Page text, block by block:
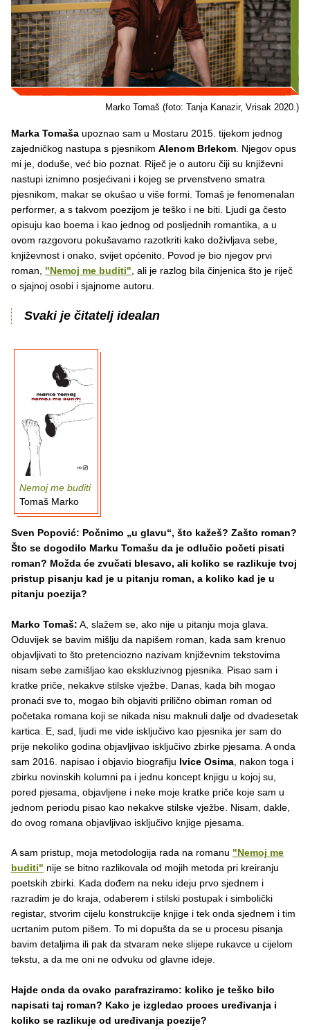
Marko Tomaš (foto: Tanja Kanazir, Vrisak 2020.)
Marka Tomaša upoznao sam u Mostaru 2015. tijekom jednog
zajedničkog nastupa s pjesnikom Alenom Brlekom . Njegov opus
mi je, doduše, već bio poznat. Riječ je o autoru čiji su književni
nastupi iznimno posjećivani i kojeg se prvenstveno smatra
pjesnikom, makar se okušao u više formi. Tomaš je fenomenalan
performer, a s takvom poezijom je teško i ne biti. Ljudi ga često
opisuju kao boema i kao jednog od posljednih romantika, a u
ovom razgovoru pokušavamo razotkriti kako doživljava sebe,
književnost i onako, svijet općenito. Povod je bio njegov prvi
roman, "Nemoj me buditi" , ali je razlog bila činjenica što je riječ
o sjajnoj osobi i sjajnome autoru.
Svaki je čitatelj idealan
Nemoj me buditi
Tomaš Marko
Sven Popović: Počnimo „u glavu“, što kažeš? Zašto roman?
Što se dogodilo Marku Tomašu da je odlučio početi pisati
roman? Možda će zvučati blesavo, ali koliko se razlikuje tvoj
pristup pisanju kad je u pitanju roman, a koliko kad je u
pitanju poezija?
Marko Tomaš: A, slažem se, ako nije u pitanju moja glava.
Oduvijek se bavim mišlju da napišem roman, kada sam krenuo
objavljivati to što pretenciozno nazivam književnim tekstovima
nisam sebe zamišljao kao ekskluzivnog pjesnika. Pisao sam i
kratke priče, nekakve stilske vježbe. Danas, kada bih mogao
pronaći sve to, mogao bih objaviti prilično obiman roman od
početaka romana koji se nikada nisu maknuli dalje od dvadesetak
kartica. E, sad, ljudi me vide isključivo kao pjesnika jer sam do
prije nekoliko godina objavljivao isključivo zbirke pjesama. A onda
sam 2016. napisao i objavio biografiju Ivice Osima, nakon toga i
zbirku novinskih kolumni pa i jednu koncept knjigu u kojoj su,
pored pjesama, objavljene i neke moje kratke priče koje sam u
jednom periodu pisao kao nekakve stilske vježbe. Nisam, dakle,
do ovog romana objavljivao isključivo knjige pjesama.
A sam pristup, moja metodologija rada na romanu "Nemoj me
buditi" nije se bitno razlikovala od mojih metoda pri kreiranju
poetskih zbirki. Kada dođem na neku ideju prvo sjednem i
razradim je do kraja, odaberem i stilski postupak i simbolički
registar, stvorim cijelu konstrukcije knjige i tek onda sjednem i tim
ucrtanim putom pišem. To mi dopušta da se u procesu pisanja
bavim detaljima ili pak da stvaram neke slijepe rukavce u cijelom
tekstu, a da me oni ne odvuku od glavne ideje.
Hajde onda da ovako parafraziramo: koliko je teško bilo
napisati taj roman? Kako je izgledao proces uređivanja i
koliko se razlikuje od uređivanja poezije?